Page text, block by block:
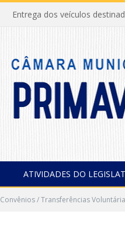
Entrega dos veículos
ATIVIDADES DO
Convênios / Transferências